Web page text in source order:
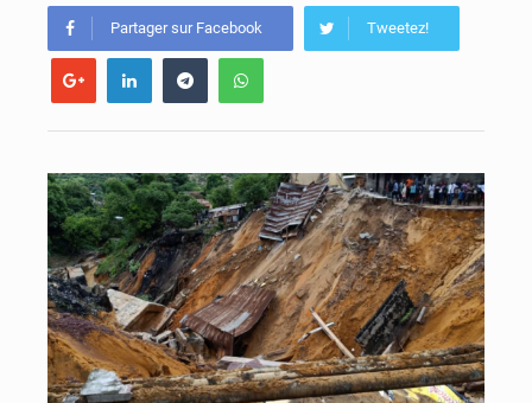
Partager sur Facebook Tweetez!